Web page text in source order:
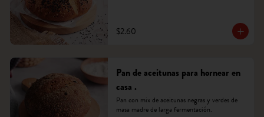
$2.60
Pan de aceitunas para hornear en
casa .
Pan con mix de aceitunas negras y verdes de
masa madre de larga fermentación.